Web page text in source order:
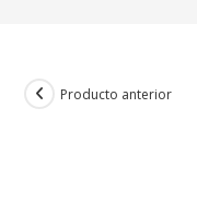
Producto anterior